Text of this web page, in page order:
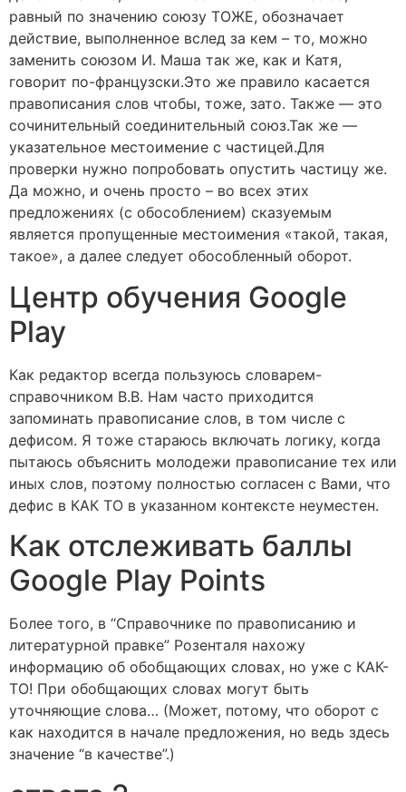
равный по значению союзу ТОЖЕ, обозначает
действие, выполненное вслед за кем – то, можно
заменить союзом И. Маша так же, как и Катя,
говорит по-французски.Это же правило касается
правописания слов чтобы, тоже, зато. Также — это
сочинительный соединительный союз.Так же —
указательное местоимение с частицей.Для
проверки нужно попробовать опустить частицу же.
Да можно, и очень просто – во всех этих
предложениях (с обособлением) сказуемым
является пропущенные местоимения «такой, такая,
такое», а далее следует обособленный оборот.
Центр обучения Google
Play
Как редактор всегда пользуюсь словарем-
справочником В.В. Нам часто приходится
запоминать правописание слов, в том числе с
дефисом. Я тоже стараюсь включать логику, когда
пытаюсь объяснить молодежи правописание тех или
иных слов, поэтому полностью согласен с Вами, что
дефис в КАК ТО в указанном контексте неуместен.
Как отслеживать баллы
Google Play Points
Более того, в “Справочнике по правописанию и
литературной правке” Розенталя нахожу
информацию об обобщающих словах, но уже с КАК-
ТО! При обобщающих словах могут быть
уточняющие слова… (Может, потому, что оборот с
как находится в начале предложения, но ведь здесь
значение “в качестве”.)